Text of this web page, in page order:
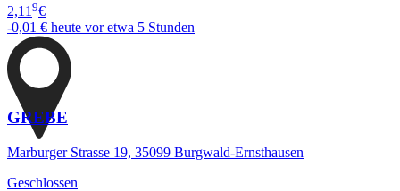
2,11 9€
-0,01 € heute vor etwa 5 Stunden
GREBE
Marburger Strasse 19, 35099 Burgwald-Ernsthausen
Geschlossen